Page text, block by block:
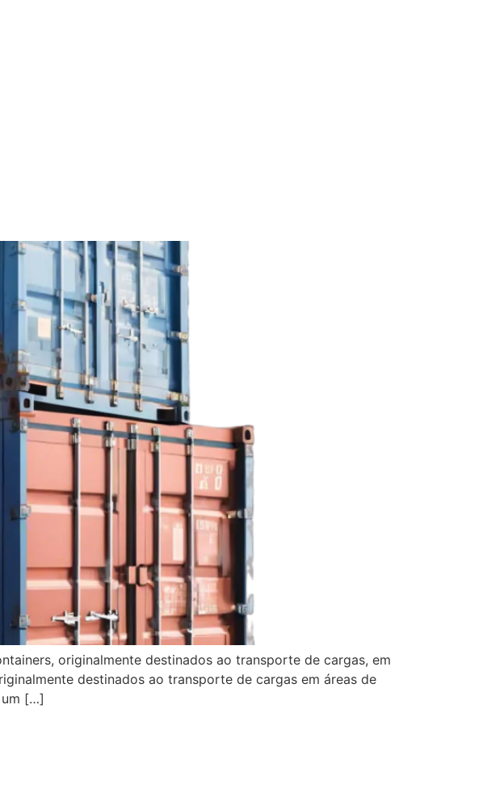
originalmente destinados ao transporte de cargas, em
destinados ao transporte de cargas em áreas de
um […]